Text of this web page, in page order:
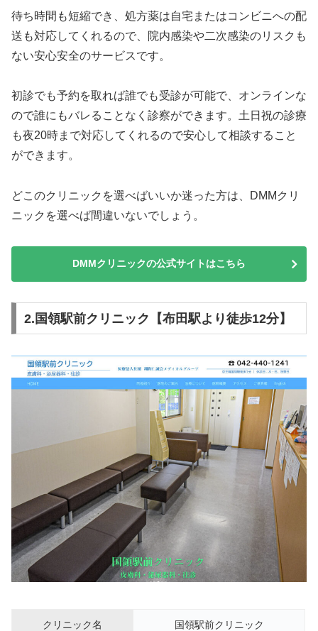
待ち時間も短縮でき、処方薬は自宅またはコンビニへの配
送も対応してくれるので、院内感染や二次感染のリスクも
ない安心安全のサービスです。
初診でも予約を取れば誰でも受診が可能で、オンラインな
ので誰にもバレることなく診察ができます。土日祝の診療
も夜20時まで対応してくれるので安心して相談すること
ができます。
どこのクリニックを選べばいいか迷った方は、DMMクリ
ニックを選べば間違いないでしょう。
DMMクリニックの公式サイトはこちら
2.国領駅前クリニック【布田駅より徒歩12分】
クリニック名 国領駅前クリニック